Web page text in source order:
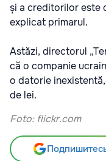
și a creditorilor este
explicat primarul.
Astăzi, directorul
că o companie
o datorie
de lei.
Foto:flickr.com